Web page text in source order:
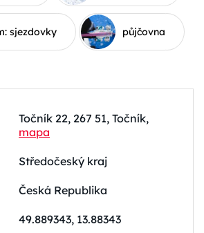
sjezdovky půjčovna
Točník 22, 267 51, Točník,
mapa
Středočeský kraj
Česká Republika
49.889343, 13.88343